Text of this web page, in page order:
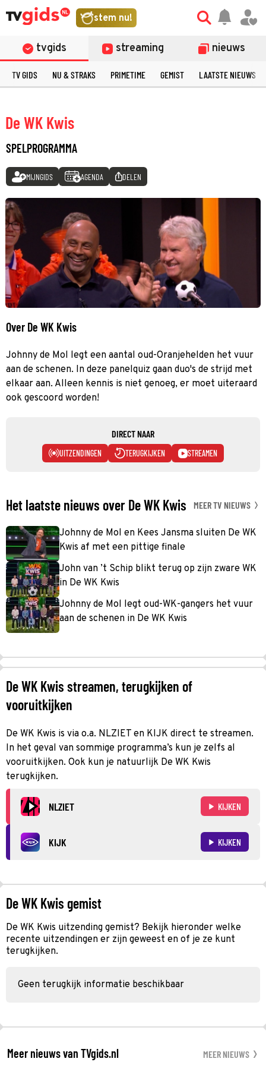
stem nu!
tvgids streaming nieuws
TV GIDS NU & STRAKS PRIMETIME GEMIST LAATSTE NIEUWS
De WK Kwis
SPELPROGRAMMA
MIJNGIDS AGENDA DELEN
Over De WK Kwis
Johnny de Mol legt een aantal oud-Oranjehelden het vuur
aan de schenen. In deze panelquiz gaan duo's de strijd met
elkaar aan. Alleen kennis is niet genoeg, er moet uiteraard
ook gescoord worden!
DIRECT NAAR
UITZENDINGEN TERUGKIJKEN STREAMEN
Het laatste nieuws over De WK Kwis MEER TV NIEUWS
Johnny de Mol en Kees Jansma sluiten De WK
Kwis af met een pittige finale
John van ’t Schip blikt terug op zijn zware WK
in De WK Kwis
Johnny de Mol legt oud-WK-gangers het vuur
aan de schenen in De WK Kwis
De WK Kwis streamen, terugkijken of
vooruitkijken
De WK Kwis is via o.a. NLZIET en KIJK direct te streamen.
In het geval van sommige programma’s kun je zelfs al
vooruitkijken. Ook kun je natuurlijk De WK Kwis
terugkijken.
NLZIET KIJKEN
KIJK KIJKEN
De WK Kwis gemist
De WK Kwis uitzending gemist? Bekijk hieronder welke
recente uitzendingen er zijn geweest en of je ze kunt
terugkijken.
Geen terugkijk informatie beschikbaar
Meer nieuws van TVgids.nl MEER NIEUWS